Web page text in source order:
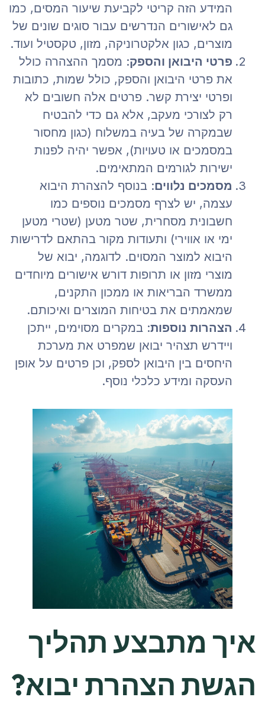
המידע הזה קריטי לקביעת שיעור המסים, כמו
גם לאישורים הנדרשים עבור סוגים שונים של
מוצרים, כגון אלקטרוניקה, מזון, טקסטיל ועוד.
פרטי היבואן והספק: מסמך ההצהרה כולל
את פרטי היבואן והספק, כולל שמות, כתובות
ופרטי יצירת קשר. פרטים אלה חשובים לא
רק לצורכי מעקב, אלא גם כדי להבטיח
שבמקרה של בעיה במשלוח (כגון מחסור
במסמכים או טעויות), אפשר יהיה לפנות
ישירות לגורמים המתאימים.
מסמכים נלווים: בנוסף להצהרת היבוא
עצמה, יש לצרף מסמכים נוספים כמו
חשבונית מסחרית, שטר מטען (שטרי מטען
ימי או אווירי) ותעודות מקור בהתאם לדרישות
היבוא למוצר המסוים. לדוגמה, יבוא של
מוצרי מזון או תרופות דורש אישורים מיוחדים
ממשרד הבריאות או ממכון התקנים,
שמאמתים את בטיחות המוצרים ואיכותם.
הצהרות נוספות: במקרים מסוימים, ייתכן
ויידרש תצהיר יבואן שמפרט את מערכת
היחסים בין היבואן לספק, וכן פרטים על אופן
העסקה ומידע כלכלי נוסף​.
איך מתבצע תהליך
הגשת הצהרת יבוא?